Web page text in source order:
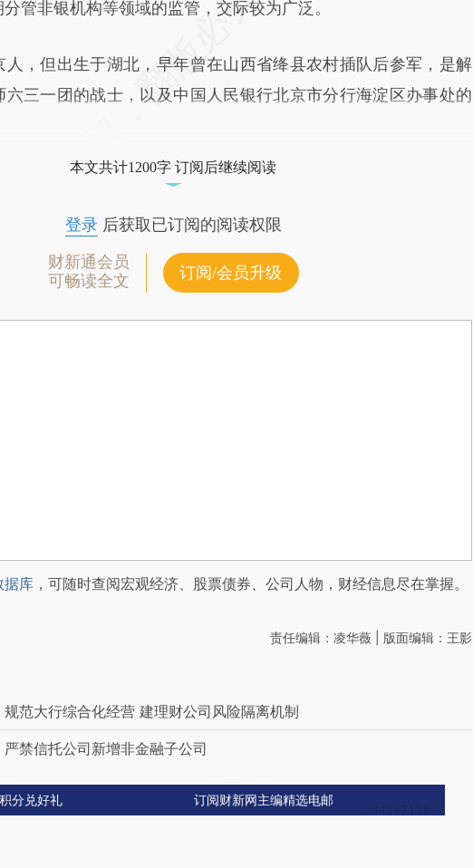
非银机构等领域的监管，交际较为广泛。
但出生于湖北，早年曾在山西省绛县农村插队后参军，是解
六三一团的战士，以及中国人民银行北京市分行海淀区办事处的
本文共计1200字 订阅后继续阅读
登录后获取已订阅的阅读权限
财新通会员
可畅读全文
订阅/会员升级
据库 ，可随时查阅宏观经济、股票债券、公司人物，财经信息尽在掌握。
责任编辑：凌华薇 | 版面编辑：王影
范大行综合化经营 建理财公司风险隔离机制
禁信托公司新增非金融子公司
分兑好礼 订阅财新网主编精选电邮